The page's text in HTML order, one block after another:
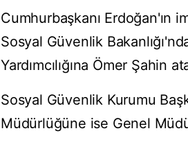
Cumhurbaşkanı Erdoğan'ın
Sosyal Güvenlik
Yardımcılığına Ömer Şahin
Sosyal Güvenlik Kurumu
Müdürlüğüne ise Genel